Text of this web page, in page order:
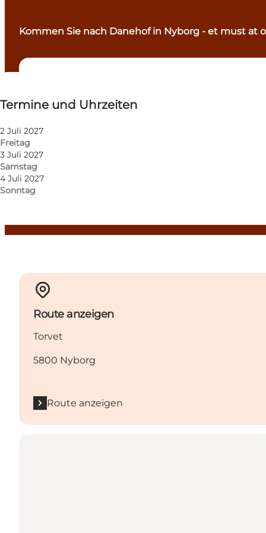
Kommen Sie nach Danehof in Nyborg - et must at
Termine und Uhrzeiten
2 Juli 2027
Freitag
3 Juli 2027
Samstag
4 Juli 2027
Sonntag
Kostenlos
Website besuchen
Hunde erlaubt
Kinder, Freunde, Mein Partner, Mir selbst
Route anzeigen
Torvet
5800 Nyborg
Route anzeigen